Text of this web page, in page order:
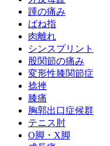
踵の痛み
ばね指
肉離れ
シンスプリント
股関節の痛み
変形性膝関節症
捻挫
膝痛
胸郭出口症候群
テニス肘
О脚・X脚